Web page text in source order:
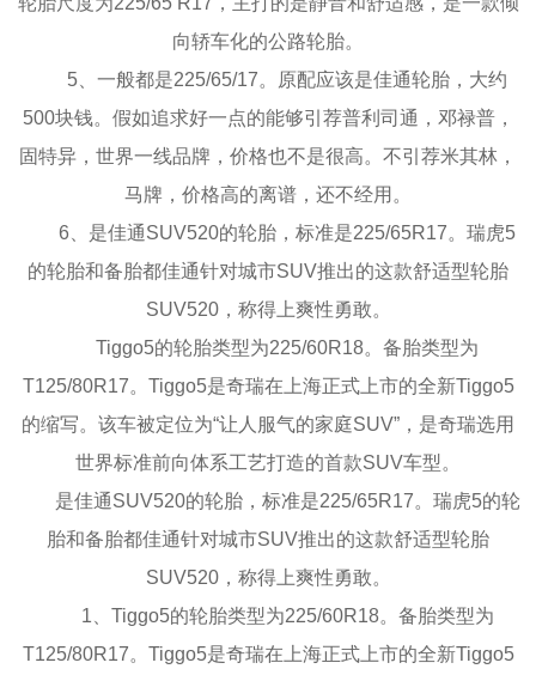
向轿车化的公路轮胎。
5、一般都是225/65/17。原配应该是佳通轮胎，大约
500块钱。假如追求好一点的能够引荐普利司通，邓禄普，
固特异，世界一线品牌，价格也不是很高。不引荐米其林，
马牌，价格高的离谱，还不经用。
6、是佳通SUV520的轮胎，标准是225/65R17。瑞虎5
的轮胎和备胎都佳通针对城市SUV推出的这款舒适型轮胎
SUV520，称得上爽性勇敢。
Tiggo5的轮胎类型为225/60R18。备胎类型为
T125/80R17。Tiggo5是奇瑞在上海正式上市的全新Tiggo5
的缩写。该车被定位为“让人服气的家庭SUV”，是奇瑞选用
世界标准前向体系工艺打造的首款SUV车型。
是佳通SUV520的轮胎，标准是225/65R17。瑞虎5的轮
胎和备胎都佳通针对城市SUV推出的这款舒适型轮胎
SUV520，称得上爽性勇敢。
1、Tiggo5的轮胎类型为225/60R18。备胎类型为
T125/80R17。Tiggo5是奇瑞在上海正式上市的全新Tiggo5